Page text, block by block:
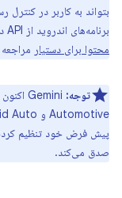
بتواند به کاربر در
برنامه‌های اندروید از API دستیار برای بهبود تجربه کاربری دستیار،
محتوا برای دستیار
توجه:
صدق می‌کند.